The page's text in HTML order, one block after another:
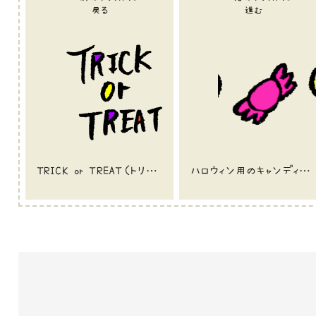
戻る
TRICK or TREAT（トリックオアトリート）のイラスト
進む
ハロウィン用のキャンディーのイラスト